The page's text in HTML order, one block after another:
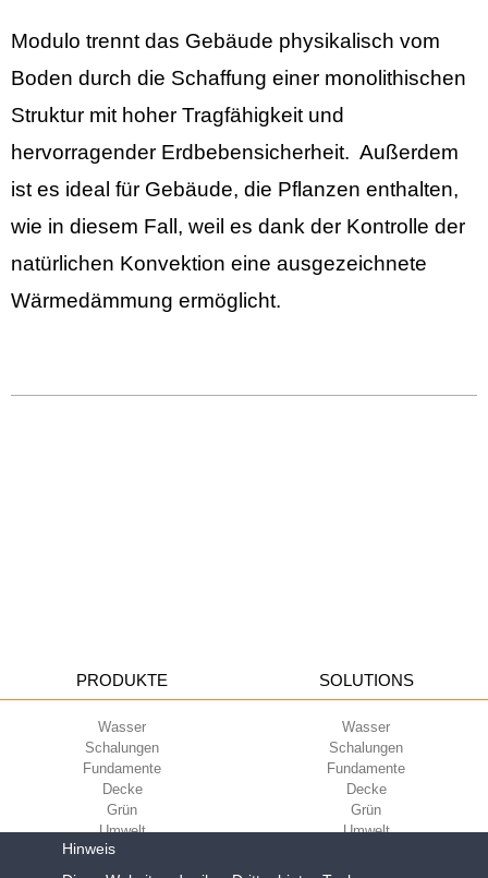
Modulo trennt das Gebäude physikalisch vom
Boden durch die Schaffung einer monolithischen
Struktur mit hoher Tragfähigkeit und
hervorragender Erdbebensicherheit. Außerdem
ist es ideal für Gebäude, die Pflanzen enthalten,
wie in diesem Fall, weil es dank der Kontrolle der
natürlichen Konvektion eine ausgezeichnete
Wärmedämmung ermöglicht.
PRODUKTE
Wasser
Schalungen
Fundamente
Decke
Grün
Umwelt
Sport
SOLUTIONS
Wasser
Schalungen
Fundamente
Decke
Grün
Umwelt
Hinweis